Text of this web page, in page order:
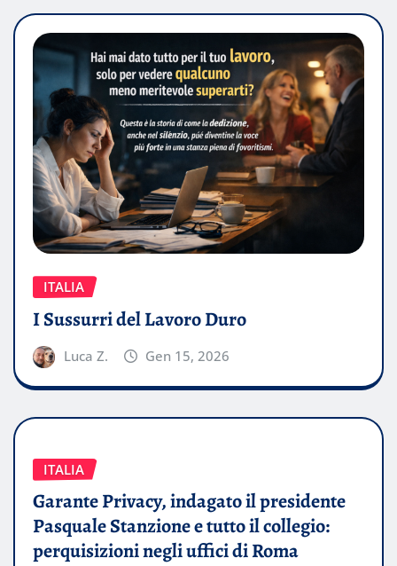
ITALIA
I Sussurri del Lavoro Duro
Luca Z. Gen 15, 2026
ITALIA
Garante Privacy, indagato il presidente
Pasquale Stanzione e tutto il collegio:
perquisizioni negli uffici di Roma